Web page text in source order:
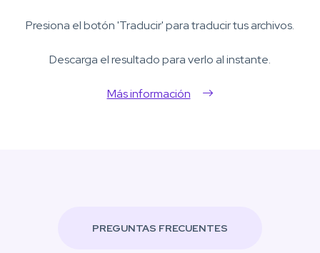
Presiona el botón 'Traducir' para traducir tus archivos.
Descarga el resultado para verlo al instante.
Más información
PREGUNTAS FRECUENTES